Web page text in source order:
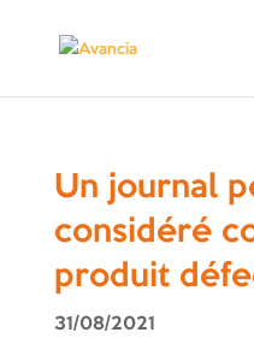
Un journal
considéré
produit
31/08/2021